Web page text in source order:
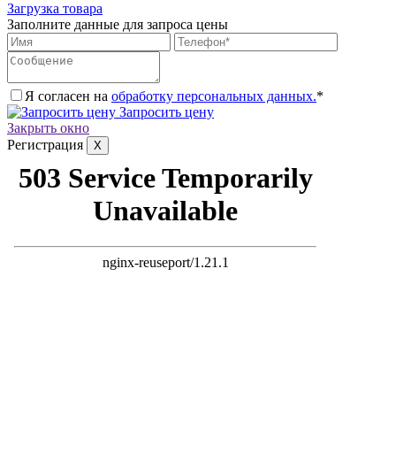
Загрузка товара
Заполните данные для запроса цены
Я согласен на обработку персональных данных.*
Запросить цену
Закрыть окно
Регистрация
X